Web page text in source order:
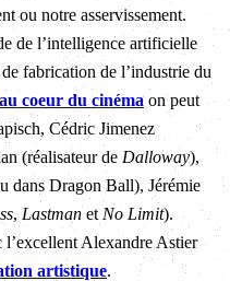
ou notre asservissement.
de l’intelligence artificielle
fabrication de l’industrie du
coeur du cinéma on peut
Cédric Jimenez
(réalisateur de Dalloway),
dans Dragon Ball), Jérémie
, Lastman et No Limit).
l’excellent Alexandre Astier
artistique.